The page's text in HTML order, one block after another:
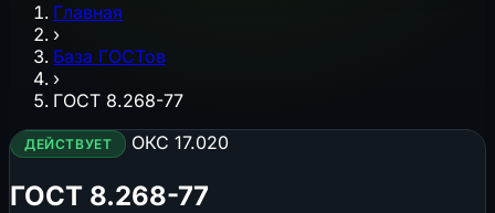
Главная
›
База ГОСТов
›
ГОСТ 8.268-77
ДЕЙСТВУЕТ ОКС 17.020
ГОСТ 8.268-77